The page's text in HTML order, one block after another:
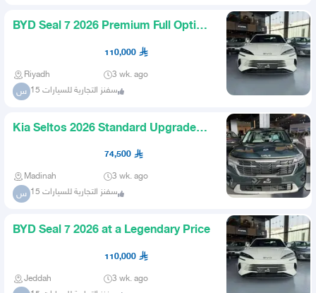
BYD Seal 7 2026 Premium Full Option
110,000
Riyadh 3 wk. ago
س سفنز التجارية للسيارات 15
Kia Seltos 2026 Standard Upgraded
74,500
Madinah 3 wk. ago
س سفنز التجارية للسيارات 15
BYD Seal 7 2026 at a Legendary Price
110,000
Jeddah 3 wk. ago